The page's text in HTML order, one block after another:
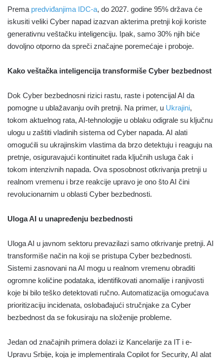
Prema predviđanjima IDC-a, do 2027. godine 95% država će
iskusiti veliki Cyber napad izazvan akterima pretnji koji koriste
generativnu veštačku inteligenciju. Ipak, samo 30% njih biće
dovoljno otporno da spreči značajne poremećaje i proboje.
Kako veštačka inteligencija transformiše Cyber bezbednost
Dok Cyber bezbednosni rizici rastu, raste i potencijal AI da
pomogne u ublažavanju ovih pretnji. Na primer, u Ukrajini,
tokom aktuelnog rata, AI-tehnologije u oblaku odigrale su ključnu
ulogu u zaštiti vladinih sistema od Cyber napada. AI alati
omogućili su ukrajinskim vlastima da brzo detektuju i reaguju na
pretnje, osiguravajući kontinuitet rada ključnih usluga čak i
tokom intenzivnih napada. Ova sposobnost otkrivanja pretnji u
realnom vremenu i brze reakcije upravo je ono što AI čini
revolucionarnim u oblasti Cyber bezbednosti.
Uloga AI u unapređenju bezbednosti
Uloga AI u javnom sektoru prevazilazi samo otkrivanje pretnji. AI
transformiše način na koji se pristupa Cyber bezbednosti.
Sistemi zasnovani na AI mogu u realnom vremenu obraditi
ogromne količine podataka, identifikovati anomalije i ranjivosti
koje bi bilo teško detektovati ručno. Automatizacija omogućava
prioritizaciju incidenata, oslobađajući stručnjake za Cyber
bezbednost da se fokusiraju na složenije probleme.
Jedan od značajnih primera dolazi iz Kancelarije za IT i e-
Upravu Srbije, koja je implementirala Copilot for Security, AI alat